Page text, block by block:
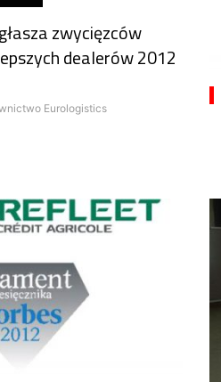
zwycięzców
dealerów 2012
Eurologistics